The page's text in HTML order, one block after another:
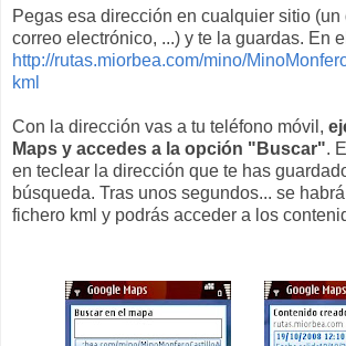
Pegas esa dirección en cualquier sitio (un
correo electrónico, ...) y te la guardas. En
http://rutas.miorbea.com/mino/
kml
Con la dirección vas a tu teléfono móvil,
Maps y accedes a la opción "Buscar".
en teclear la dirección que te has
búsqueda. Tras unos segundos... se
fichero kml y podrás acceder a los